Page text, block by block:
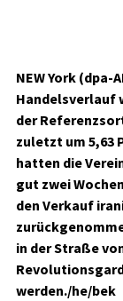
NEW York (dpa-
Handelsverlauf
der
zuletzt um 5,63
hatten die
gut zwei
den Verkauf
in der Straße
werden./he/bek